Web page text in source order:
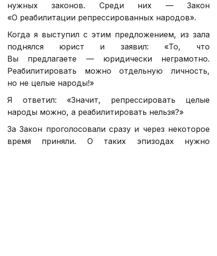
нужных законов. Среди них — Закон
«О реабилитации репрессированных народов».
Когда я выступил с этим предложением, из зала
поднялся юрист и заявил: «То, что
Вы предлагаете — юридически неграмотно.
Реабилитировать можно отдельную личность,
но не целые народы!»
Я ответил: «Значит, репрессировать целые
народы можно, а реабилитировать нельзя?»
За Закон проголосовали сразу и через некоторое
время приняли. О таких эпизодах нужно